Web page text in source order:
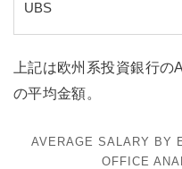
UBS
上記は欧州系投資銀行
の平均金額。
AVERAGE SALARY BY
OFFICE